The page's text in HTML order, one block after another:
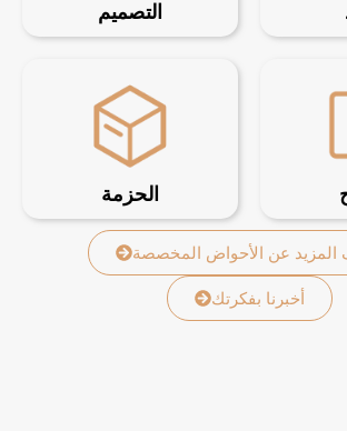
التصميم
الحزمة
المزيد عن الأحواض المخصصة
أخبرنا بفكرتك